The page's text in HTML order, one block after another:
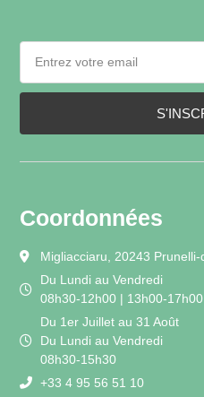
Coordonnées
Migliacciaru, 20243
Du Lundi au Vendredi
08h30-12h00 | 13h00-17h00
Du 1er Juillet au 31 Août
Du Lundi au Vendredi
08h30-15h30
+33 4 95 56 51 10